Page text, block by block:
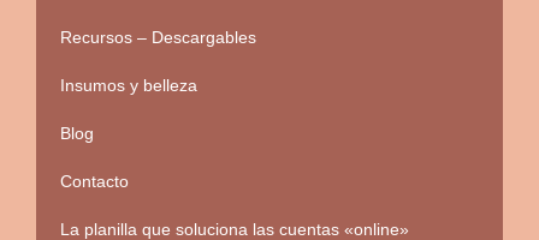
Recursos – Descargables
Insumos y belleza
Blog
Contacto
La planilla que soluciona las cuentas «online»